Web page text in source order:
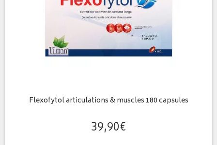
Flexofytol articulations & muscles 180 capsules
39,90€